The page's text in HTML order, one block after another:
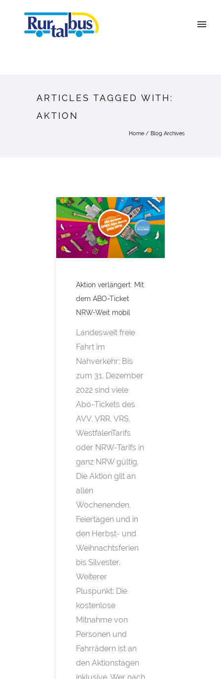
ARTICLES TAGGED WITH:
AKTION
Home / Blog Archives
Aktion verlängert: Mit
dem ABO-Ticket
NRW-Weit mobil
Landesweit freie
Fahrt im
Nahverkehr: Bis
zum 31. Dezember
2022 sind viele
Abo-​Tickets des
AVV, VRR, VRS,
WestfalenTarifs
oder NRW-​Tarifs in
ganz NRW gültig.
Die Aktion gilt an
allen
Wochenenden,
Feiertagen und in
den Herbst-​ und
Weihnachtsferien
bis Silvester.
Weiterer
Pluspunkt: Die
kostenlose
Mitnahme von
Personen und
Fahrrädern ist an
den Aktionstagen
inklusive. Wer nach